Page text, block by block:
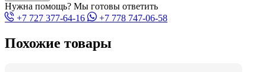
Нужна помощь? Мы готовы ответить
+7 727 377-64-16
+7 778 747-06-58
Похожие товары